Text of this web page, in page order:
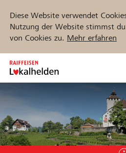
Diese Website verwendet
Nutzung der Website stimmst
von Cookies zu. Mehr erfahren
Zum
Inhalt
springen
Jetzt